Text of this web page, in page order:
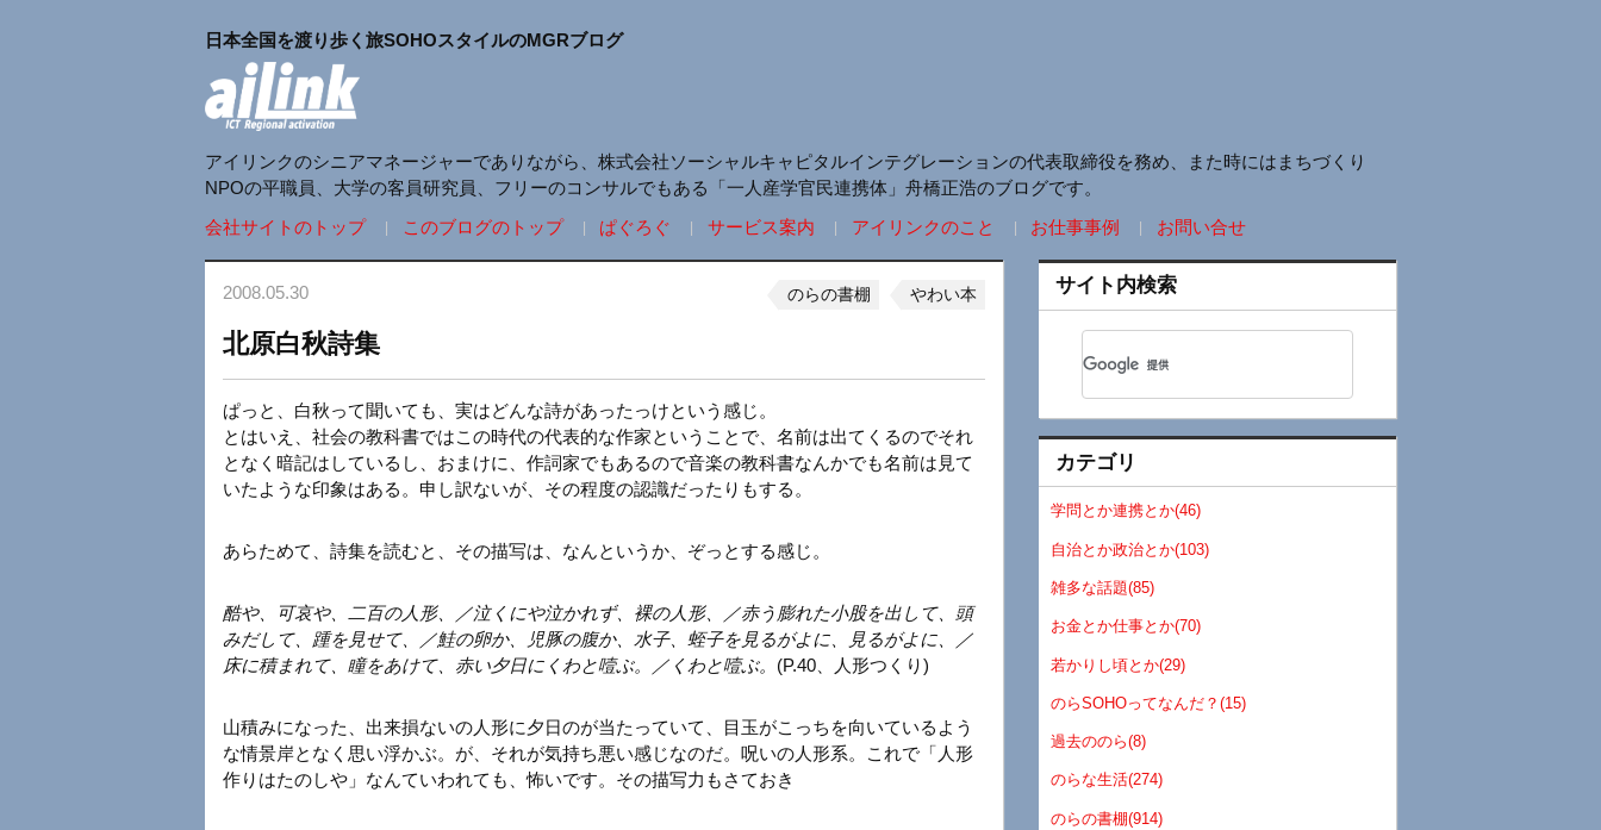
日本全国を渡り歩く旅SOHOスタイルのMGRブログ
アイリンクのシニアマネージャーでありながら、株式会社ソーシャルキャピタルインテグレーションの代表取締役を務め、また時にはまちづくり
NPOの平職員、大学の客員研究員、フリーのコンサルでもある「一人産学官民連携体」舟橋正浩のブログです。
会社サイトのトップ
このブログのトップ ぱぐろぐ サービス案内 アイリンクのこと お仕事事例 お問い合せ
2008.05.30 のらの書棚 やわい本
北原白秋詩集
ぱっと、白秋って聞いても、実はどんな詩があったっけという感じ。
とはいえ、社会の教科書ではこの時代の代表的な作家ということで、名前は出てくるのでそれ
となく暗記はしているし、おまけに、作詞家でもあるので音楽の教科書なんかでも名前は見て
いたような印象はある。申し訳ないが、その程度の認識だったりもする。
あらためて、詩集を読むと、その描写は、なんというか、ぞっとする感じ。
酷や、可哀や、二百の人形、／泣くにや泣かれず、裸の人形、／赤う膨れた小股を出して、頭
みだして、踵を見せて、／鮭の卵か、児豚の腹か、水子、蛭子を見るがよに、見るがよに、／
床に積まれて、瞳をあけて、赤い夕日にくわと噎ぶ。／くわと噎ぶ。 (P.40、人形つくり)
山積みになった、出来損ないの人形に夕日のが当たっていて、目玉がこっちを向いているよう
な情景岸となく思い浮かぶ。が、それが気持ち悪い感じなのだ。呪いの人形系。これで「人形
作りはたのしや」なんていわれても、怖いです。その描写力もさておき
サイト内検索
カテゴリ
学問とか連携とか(46)
自治とか政治とか(103)
雑多な話題(85)
お金とか仕事とか(70)
若かりし頃とか(29)
のらSOHOってなんだ？(15)
過去ののら(8)
のらな生活(274)
のらの書棚(914)